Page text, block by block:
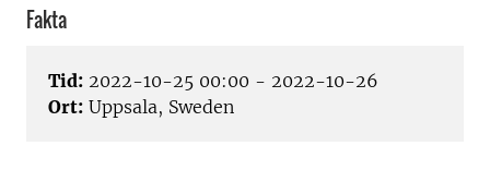
Fakta
Tid: 2022-10-25 00:00 - 2022-10-26
Ort: Uppsala, Sweden